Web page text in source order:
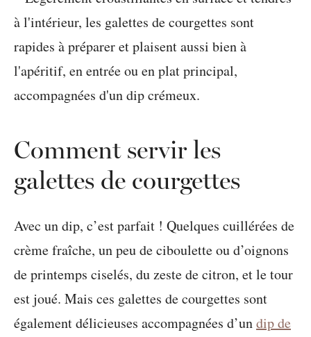
Comment servir les
galettes de courgettes
Avec un dip, c’est parfait ! Quelques cuillérées de
crème fraîche, un peu de ciboulette ou d’oignons
de printemps ciselés, du zeste de citron, et le tour
est joué. Mais ces galettes de courgettes sont
également délicieuses accompagnées d’undip de